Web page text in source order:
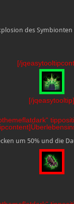
des Symbionten
[/
[/jqeasytooltip]
um 50% und die